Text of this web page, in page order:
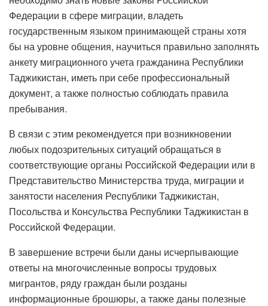
Федерации в сфере миграции, владеть
государственным языком принимающей страны хотя
бы на уровне общения, научиться правильно заполнять
анкету миграционного учета гражданина Республики
Таджикистан, иметь при себе профессиональный
документ, а также полностью соблюдать правила
пребывания.
В связи с этим рекомендуется при возникновении
любых подозрительных ситуаций обращаться в
соответствующие органы Российской Федерации или в
Представительство Министерства труда, миграции и
занятости населения Республики Таджикистан,
Посольства и Консульства Республики Таджикистан в
Российской Федерации.
В завершение встречи были даны исчерпывающие
ответы на многочисленные вопросы трудовых
мигрантов, ряду граждан были розданы
информационные брошюры, а также даны полезные